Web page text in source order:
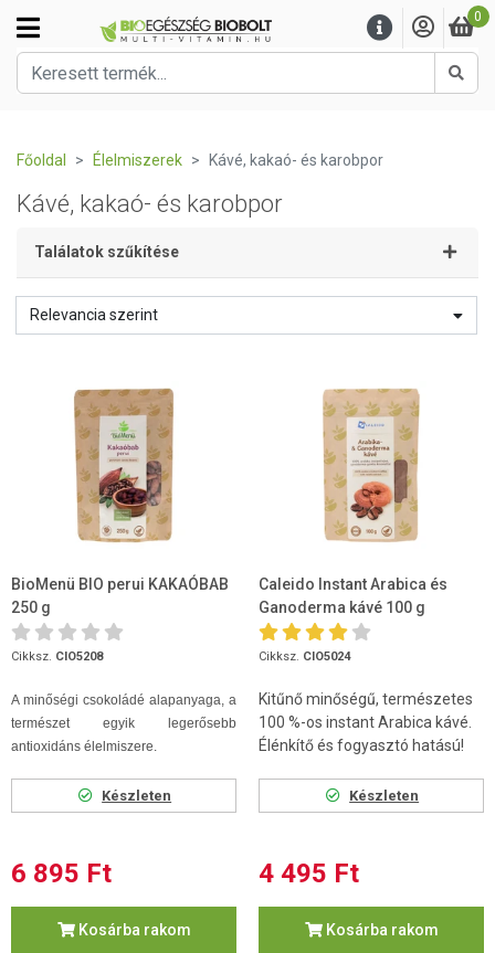
0
Főoldal Élelmiszerek Kávé, kakaó- és karobpor
Kávé, kakaó- és karobpor
Találatok szűkítése
Relevancia szerint
BioMenü BIO perui KAKAÓBAB
250 g
Cikksz. CIO5208
A minőségi csokoládé alapanyaga, a
természet egyik legerősebb
antioxidáns élelmiszere.
Készleten
6 895 Ft
Kosárba rakom
Caleido Instant Arabica és
Ganoderma kávé 100 g
Cikksz. CIO5024
Kitűnő minőségű, természetes
100 %-os instant Arabica kávé.
Élénkítő és fogyasztó hatású!
Készleten
4 495 Ft
Kosárba rakom